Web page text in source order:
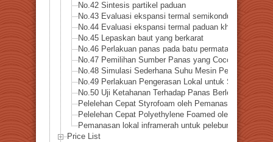
No.42 Sintesis partikel paduan
No.43 Evaluasi ekspansi termal semikonduktor
No.44 Evaluasi ekspansi termal paduan khusus
No.45 Lepaskan baut yang berkarat
No.46 Perlakuan panas pada batu permata
No.47 Pemilihan Sumber Panas yang Cocok untuk
No.48 Simulasi Sederhana Suhu Mesin Pesawat
No.49 Perlakuan Pengerasan Lokal untuk Suku
No.50 Uji Ketahanan Terhadap Panas Berlebih pada
Pelelehan Cepat Styrofoam oleh Pemanasan
Pelelehan Cepat Polyethylene Foamed oleh
Pemanasan lokal inframerah untuk peleburan cepat
Price List